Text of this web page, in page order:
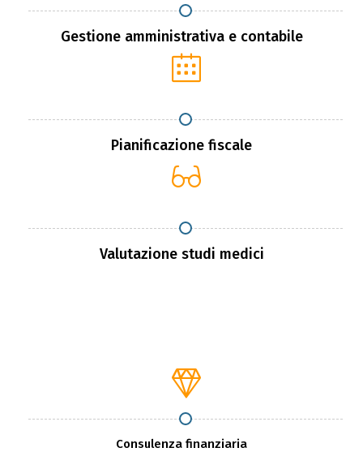
Gestione amministrativa e contabile
Pianificazione fiscale
Valutazione studi medici
Consulenza finanziaria